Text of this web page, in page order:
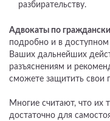
разбирательству.
Адвокаты по
подробно и в доступном
Ваших дальнейших
разъяснениям и
сможете защитить свои
Многие считают, что их
достаточно для